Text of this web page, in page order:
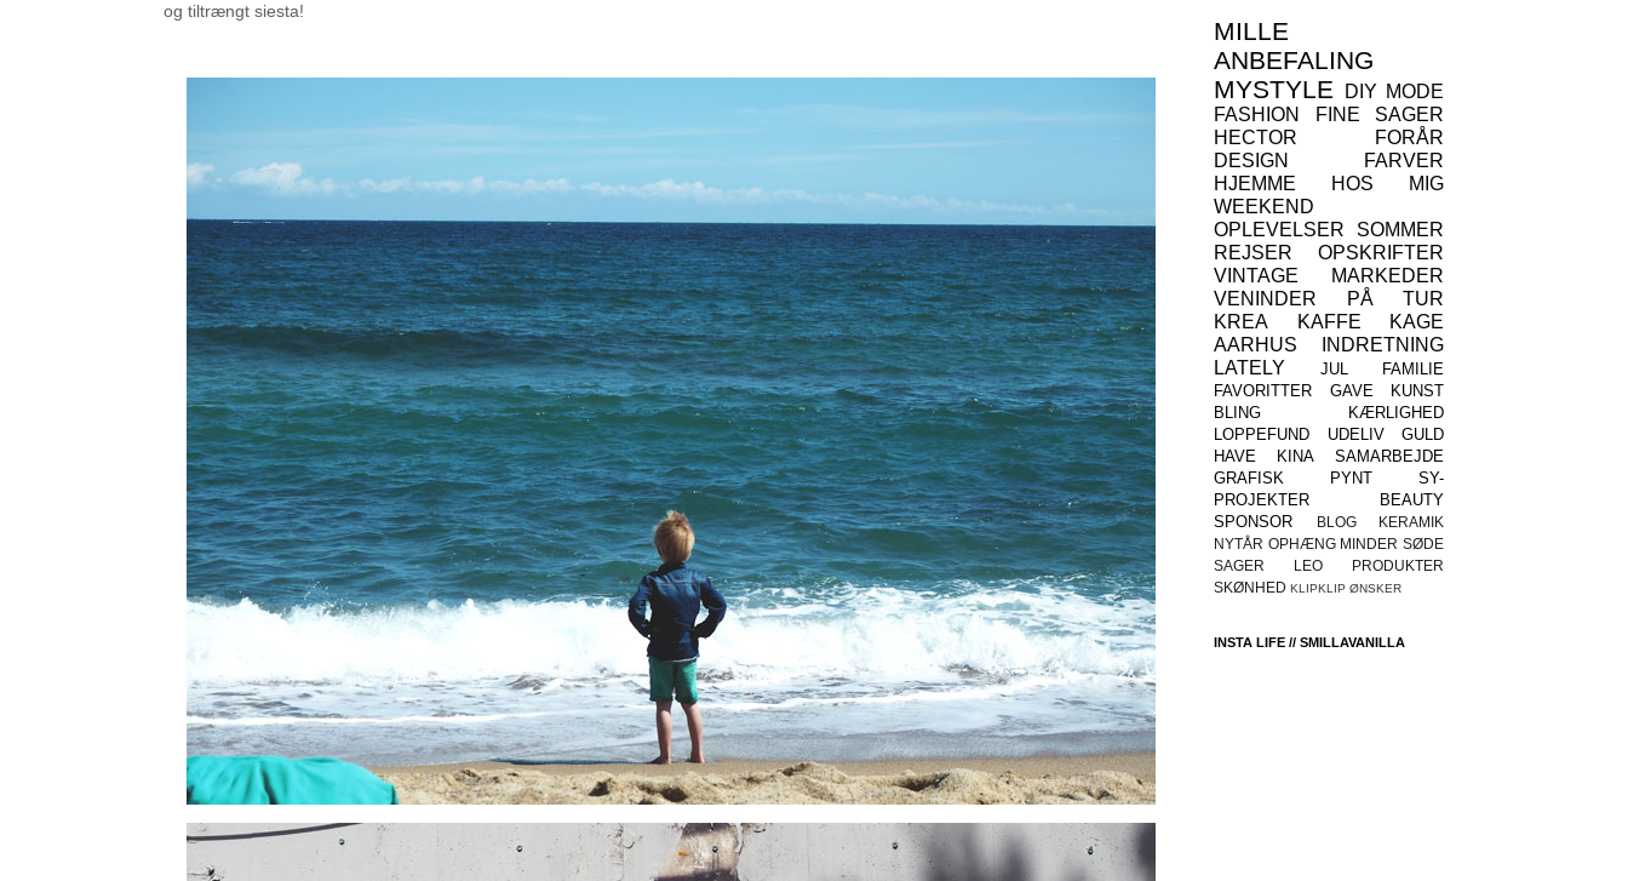
og tiltrængt siesta!
MILLE
ANBEFALING
MYSTYLE
DIY MODE
FASHION
FINE SAGER
HECTOR
FORÅR
DESIGN
FARVER
HJEMME HOS MIG
WEEKEND
OPLEVELSER
SOMMER
REJSER
OPSKRIFTER
VINTAGE
MARKEDER
VENINDER
PÅ TUR
KREA
KAFFE
KAGE
AARHUS
INDRETNING
LATELY
JUL
FAMILIE
FAVORITTER
GAVE
KUNST
BLING
KÆRLIGHED
LOPPEFUND
UDELIV
GULD
HAVE
KINA
SAMARBEJDE
GRAFISK
PYNT
SY-
PROJEKTER
BEAUTY
SPONSOR
BLOG
KERAMIK
NYTÅR OPHÆNG MINDER SØDE
SAGER
LEO
PRODUKTER
SKØNHED KLIPKLIP ØNSKER
INSTA LIFE // SMILLAVANILLA